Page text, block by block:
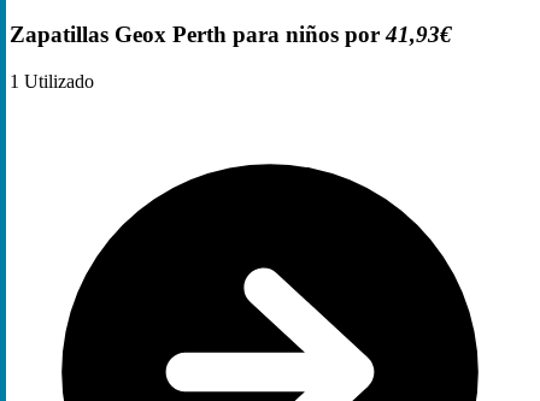
Zapatillas Geox Perth para niños por41,93€
1 Utilizado